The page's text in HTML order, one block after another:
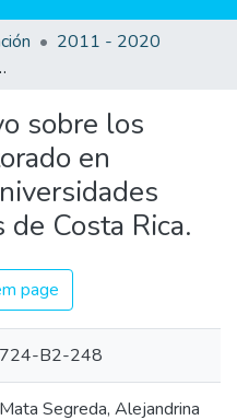
2011 - 2020
públicas y privadas de Costa Rica.
sobre los
en
Costa Rica.
page
724-B2-248
Mata Segreda, Alejandrina